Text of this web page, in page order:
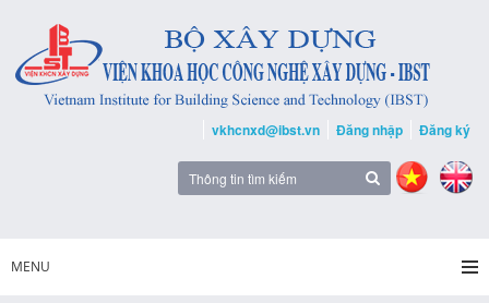
vkhcnxd@ibst.vn Đăng nhập Đăng ký
MENU